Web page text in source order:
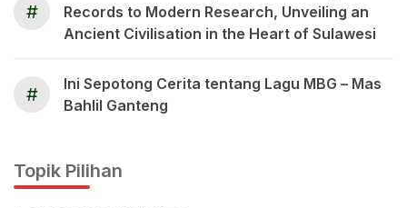
#
Records to Modern Research, Unveiling an
Ancient Civilisation in the Heart of Sulawesi
#
Ini Sepotong Cerita tentang Lagu MBG – Mas
Bahlil Ganteng
Topik Pilihan